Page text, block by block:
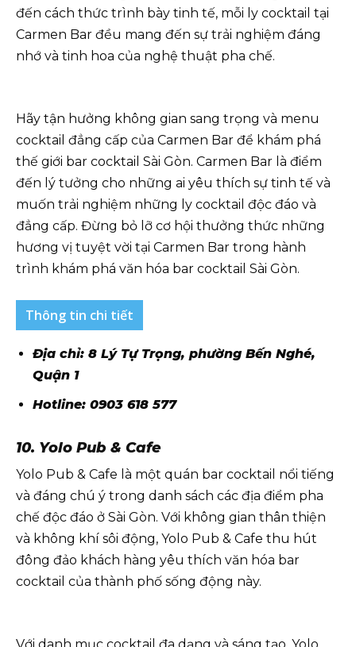
đến cách thức trình bày tinh tế, mỗi ly cocktail tại
Carmen Bar đều mang đến sự trải nghiệm đáng
nhớ và tinh hoa của nghệ thuật pha chế.
Hãy tận hưởng không gian sang trọng và menu
cocktail đẳng cấp của Carmen Bar để khám phá
thế giới bar cocktail Sài Gòn. Carmen Bar là điểm
đến lý tưởng cho những ai yêu thích sự tinh tế và
muốn trải nghiệm những ly cocktail độc đáo và
đẳng cấp. Đừng bỏ lỡ cơ hội thưởng thức những
hương vị tuyệt vời tại Carmen Bar trong hành
trình khám phá văn hóa bar cocktail Sài Gòn.
Thông tin chi tiết
Địa chỉ: 8 Lý Tự Trọng, phường Bến Nghé,
Quận 1
Hotline: 0903 618 577
10. Yolo Pub & Cafe
Yolo Pub & Cafe là một quán bar cocktail nổi tiếng
và đáng chú ý trong danh sách các địa điểm pha
chế độc đáo ở Sài Gòn. Với không gian thân thiện
và không khí sôi động, Yolo Pub & Cafe thu hút
đông đảo khách hàng yêu thích văn hóa bar
cocktail của thành phố sống động này.